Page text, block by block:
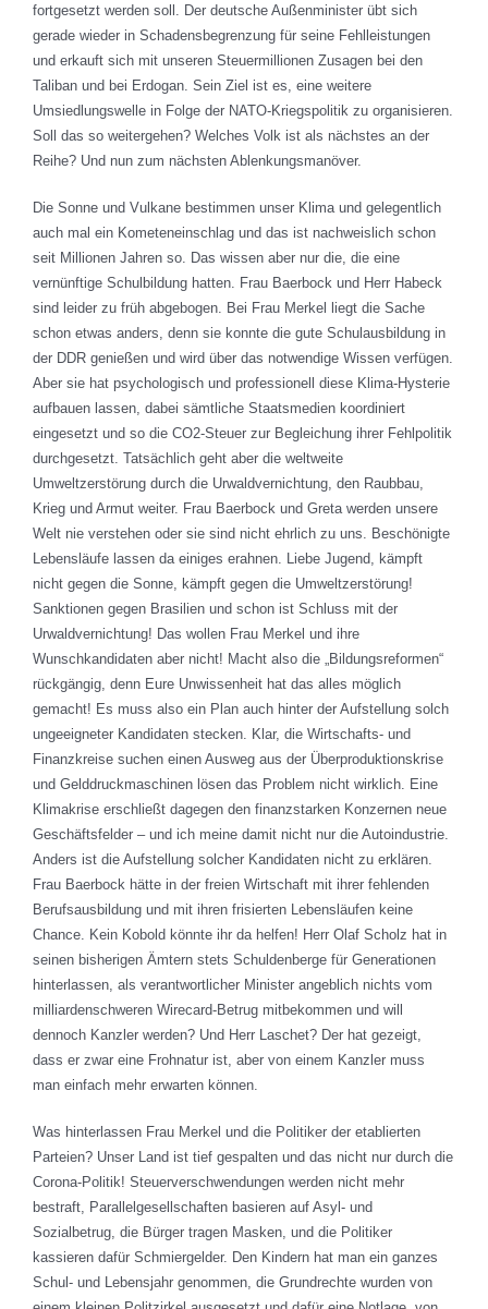
fortgesetzt werden soll. Der deutsche Außenminister übt sich
gerade wieder in Schadensbegrenzung für seine Fehlleistungen
und erkauft sich mit unseren Steuermillionen Zusagen bei den
Taliban und bei Erdogan. Sein Ziel ist es, eine weitere
Umsiedlungswelle in Folge der NATO-Kriegspolitik zu organisieren.
Soll das so weitergehen? Welches Volk ist als nächstes an der
Reihe? Und nun zum nächsten Ablenkungsmanöver.
Die Sonne und Vulkane bestimmen unser Klima und gelegentlich
auch mal ein Kometeneinschlag und das ist nachweislich schon
seit Millionen Jahren so. Das wissen aber nur die, die eine
vernünftige Schulbildung hatten. Frau Baerbock und Herr Habeck
sind leider zu früh abgebogen. Bei Frau Merkel liegt die Sache
schon etwas anders, denn sie konnte die gute Schulausbildung in
der DDR genießen und wird über das notwendige Wissen verfügen.
Aber sie hat psychologisch und professionell diese Klima-Hysterie
aufbauen lassen, dabei sämtliche Staatsmedien koordiniert
eingesetzt und so die CO2-Steuer zur Begleichung ihrer Fehlpolitik
durchgesetzt. Tatsächlich geht aber die weltweite
Umweltzerstörung durch die Urwaldvernichtung, den Raubbau,
Krieg und Armut weiter. Frau Baerbock und Greta werden unsere
Welt nie verstehen oder sie sind nicht ehrlich zu uns. Beschönigte
Lebensläufe lassen da einiges erahnen. Liebe Jugend, kämpft
nicht gegen die Sonne, kämpft gegen die Umweltzerstörung!
Sanktionen gegen Brasilien und schon ist Schluss mit der
Urwaldvernichtung! Das wollen Frau Merkel und ihre
Wunschkandidaten aber nicht! Macht also die „Bildungsreformen“
rückgängig, denn Eure Unwissenheit hat das alles möglich
gemacht! Es muss also ein Plan auch hinter der Aufstellung solch
ungeeigneter Kandidaten stecken. Klar, die Wirtschafts- und
Finanzkreise suchen einen Ausweg aus der Überproduktionskrise
und Gelddruckmaschinen lösen das Problem nicht wirklich. Eine
Klimakrise erschließt dagegen den finanzstarken Konzernen neue
Geschäftsfelder – und ich meine damit nicht nur die Autoindustrie.
Anders ist die Aufstellung solcher Kandidaten nicht zu erklären.
Frau Baerbock hätte in der freien Wirtschaft mit ihrer fehlenden
Berufsausbildung und mit ihren frisierten Lebensläufen keine
Chance. Kein Kobold könnte ihr da helfen! Herr Olaf Scholz hat in
seinen bisherigen Ämtern stets Schuldenberge für Generationen
hinterlassen, als verantwortlicher Minister angeblich nichts vom
milliardenschweren Wirecard-Betrug mitbekommen und will
dennoch Kanzler werden? Und Herr Laschet? Der hat gezeigt,
dass er zwar eine Frohnatur ist, aber von einem Kanzler muss
man einfach mehr erwarten können.
Was hinterlassen Frau Merkel und die Politiker der etablierten
Parteien? Unser Land ist tief gespalten und das nicht nur durch die
Corona-Politik! Steuerverschwendungen werden nicht mehr
bestraft, Parallelgesellschaften basieren auf Asyl- und
Sozialbetrug, die Bürger tragen Masken, und die Politiker
kassieren dafür Schmiergelder. Den Kindern hat man ein ganzes
Schul- und Lebensjahr genommen, die Grundrechte wurden von